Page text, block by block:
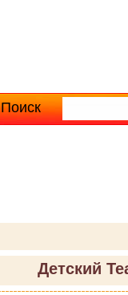
Поиск
Детский